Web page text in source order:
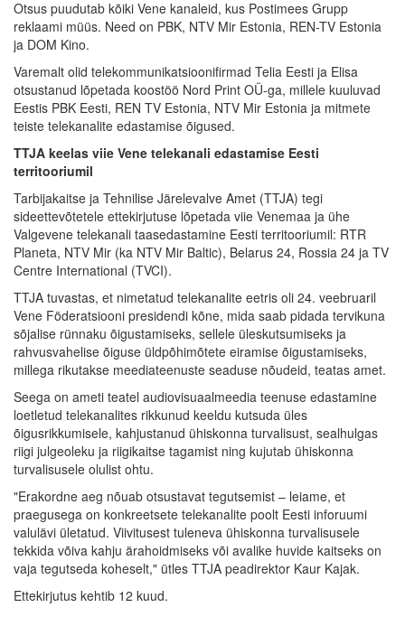
Otsus puudutab kõiki Vene kanaleid, kus Postimees Grupp
reklaami müüs. Need on PBK, NTV Mir Estonia, REN-TV Estonia
ja DOM Kino.
Varemalt olid telekommunikatsioonifirmad Telia Eesti ja Elisa
otsustanud lõpetada koostöö Nord Print OÜ-ga, millele kuuluvad
Eestis PBK Eesti, REN TV Estonia, NTV Mir Estonia ja mitmete
teiste telekanalite edastamise õigused.
TTJA keelas viie Vene telekanali edastamise Eesti
territooriumil
Tarbijakaitse ja Tehnilise Järelevalve Amet (TTJA) tegi
sideettevõtetele ettekirjutuse lõpetada viie Venemaa ja ühe
Valgevene telekanali taasedastamine Eesti territooriumil: RTR
Planeta, NTV Mir (ka NTV Mir Baltic), Belarus 24, Rossia 24 ja TV
Centre International (TVCI).
TTJA tuvastas, et nimetatud telekanalite eetris oli 24. veebruaril
Vene Föderatsiooni presidendi kõne, mida saab pidada tervikuna
sõjalise rünnaku õigustamiseks, sellele üleskutsumiseks ja
rahvusvahelise õiguse üldpõhimõtete eiramise õigustamiseks,
millega rikutakse meediateenuste seaduse nõudeid, teatas amet.
Seega on ameti teatel audiovisuaalmeedia teenuse edastamine
loetletud telekanalites rikkunud keeldu kutsuda üles
õigusrikkumisele, kahjustanud ühiskonna turvalisust, sealhulgas
riigi julgeoleku ja riigikaitse tagamist ning kujutab ühiskonna
turvalisusele olulist ohtu.
"Erakordne aeg nõuab otsustavat tegutsemist – leiame, et
praegusega on konkreetsete telekanalite poolt Eesti inforuumi
valulävi ületatud. Viivitusest tuleneva ühiskonna turvalisusele
tekkida võiva kahju ärahoidmiseks või avalike huvide kaitseks on
vaja tegutseda koheselt," ütles TTJA peadirektor Kaur Kajak.
Ettekirjutus kehtib 12 kuud.